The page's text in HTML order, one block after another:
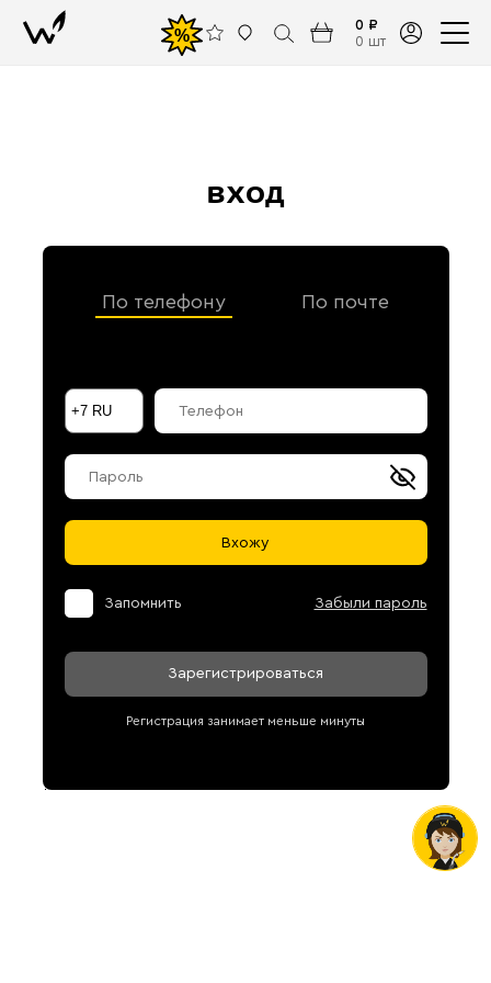
%
0 ₽
0 шт
вход
По телефону По почте
Вхожу
Запомнить Забыли пароль
Зарегистрироваться
Регистрация занимает меньше минуты